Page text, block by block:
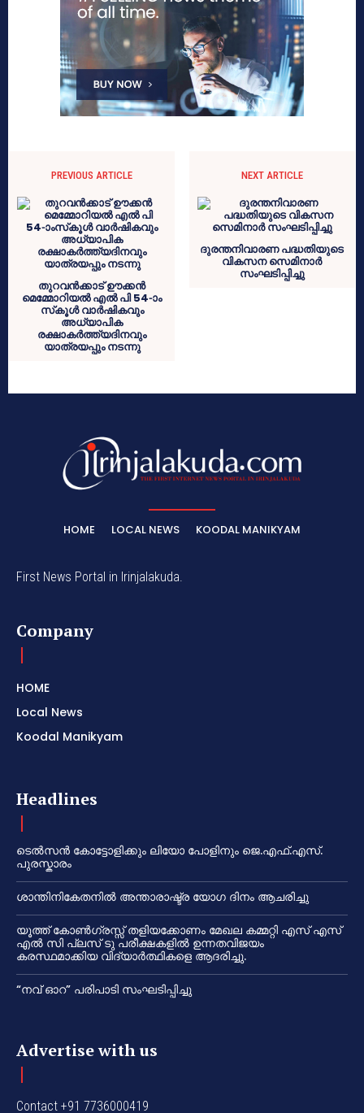
PREVIOUS ARTICLE
തുറവന്‍ക്കാട് ഊക്കന്‍
മെമ്മോറിയല്‍ എല്‍ പി 54-ാം
സ്‌കൂള്‍ വാര്‍ഷികവും
അധ്യാപിക
രക്ഷാകര്‍ത്ത്യദിനവും
യാത്രയപ്പും നടന്നു
NEXT ARTICLE
ദുരന്തനിവാരണ പദ്ധതിയുടെ
വികസന സെമിനാര്‍
സംഘടിപ്പിച്ചു
HOME LOCAL NEWS KOODAL MANIKYAM
First News Portal in Irinjalakuda.
Company
HOME
Local News
Koodal Manikyam
Headlines
ടെൽസൻ കോട്ടോളിക്കും ലിയോ പോളിനും ജെ.എഫ്.എസ്.
പുരസ്കാരം
ശാന്തിനികേതനിൽ അന്താരാഷ്ട്ര യോഗ ദിനം ആചരിച്ചു
യൂത്ത് കോൺഗ്രസ്സ് തളിയക്കോണം മേഖല കമ്മറ്റി എസ് എസ്
എൽ സി പ്ലസ് ടു പരീക്ഷകളിൽ ഉന്നതവിജയം
കരസ്ഥമാക്കിയ വിദ്യാർത്ഥികളെ ആദരിച്ചു.
“നവ് ഓറ” പരിപാടി സംഘടിപ്പിച്ചു
Advertise with us
Contact +91 7736000419